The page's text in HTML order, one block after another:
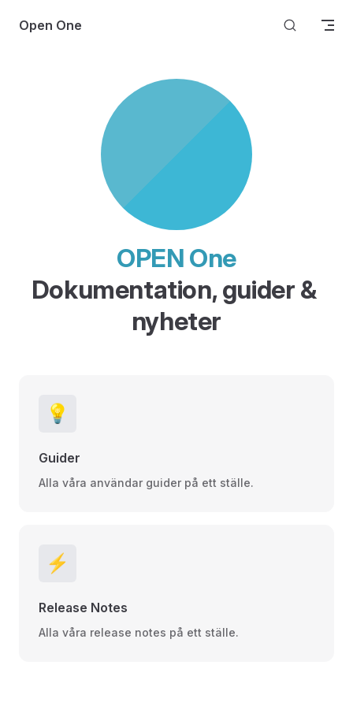
Skip to content
Open One
OPEN One
Dokumentation, guider &
nyheter
💡
Guider
Alla våra användar guider på ett ställe.
⚡️
Release Notes
Alla våra release notes på ett ställe.